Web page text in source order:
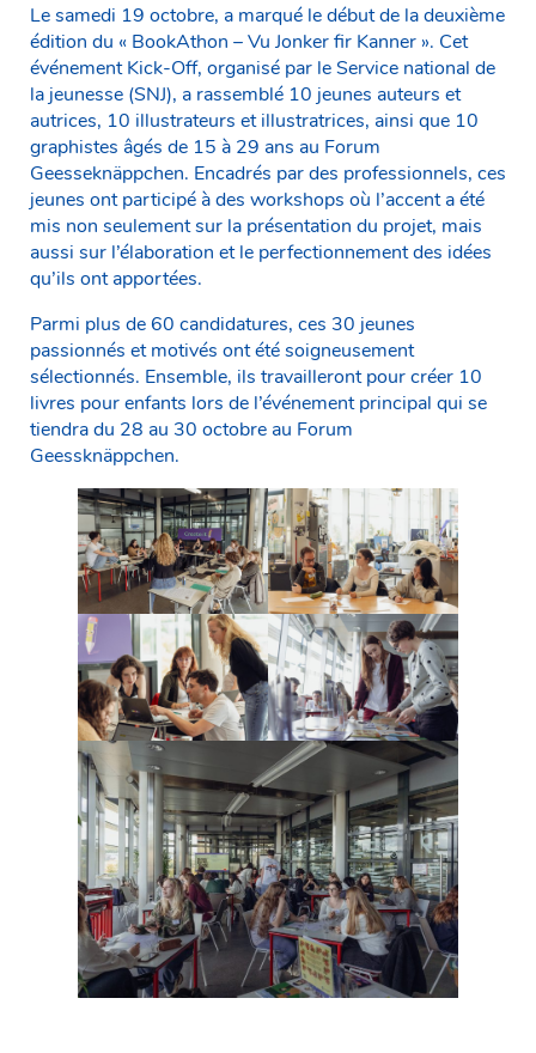
Le samedi 19 octobre, a marqué le début de la deuxième
édition du « BookAthon – Vu Jonker fir Kanner ». Cet
événement Kick-Off, organisé par le Service national de
la jeunesse (SNJ), a rassemblé 10 jeunes auteurs et
autrices, 10 illustrateurs et illustratrices, ainsi que 10
graphistes âgés de 15 à 29 ans au Forum
Geesseknäppchen. Encadrés par des professionnels, ces
jeunes ont participé à des workshops où l’accent a été
mis non seulement sur la présentation du projet, mais
aussi sur l’élaboration et le perfectionnement des idées
qu’ils ont apportées.
Parmi plus de 60 candidatures, ces 30 jeunes
passionnés et motivés ont été soigneusement
sélectionnés. Ensemble, ils travailleront pour créer 10
livres pour enfants lors de l’événement principal qui se
tiendra du 28 au 30 octobre au Forum
Geessknäppchen.